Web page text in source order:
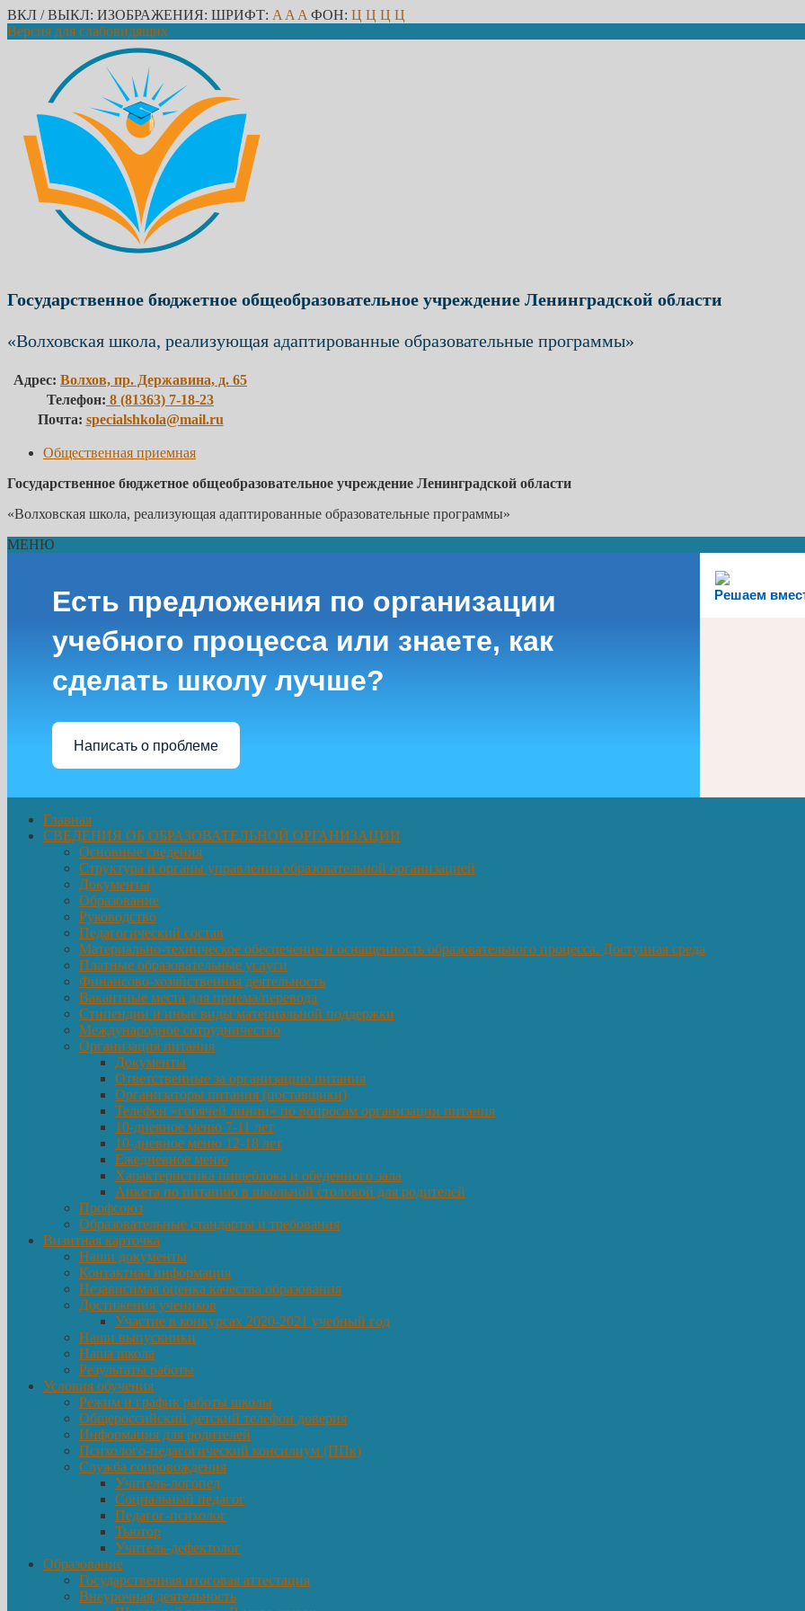
ВКЛ / ВЫКЛ: ИЗОБРАЖЕНИЯ: ШРИФТ: A A A ФОН: Ц Ц Ц Ц
Версия для слабовидящих
Государственное бюджетное общеобразовательное учреждение Ленинградской области
«Волховская школа, реализующая адаптированные образовательные программы»
Адрес: Волхов, пр. Державина, д. 65
Телефон: 8 (81363) 7-18-23
Почта: specialshkola@mail.ru
Общественная приемная
Государственное бюджетное общеобразовательное учреждение Ленинградской области
«Волховская школа, реализующая адаптированные образовательные программы»
МЕНЮ
Решаем
Есть предложения по организации
учебного процесса или знаете, как
сделать школу лучше?
Написать о проблеме
Главная
СВЕДЕНИЯ ОБ ОБРАЗОВАТЕЛЬНОЙ ОРГАНИЗАЦИИ
Основные сведения
Структура и органы управления образовательной организацией
Документы
Образование
Руководство
Педагогический состав
Материально-техническое обеспечение и оснащенность образовательного процесса. Доступная среда
Платные образовательные услуги
Финансово-хозяйственная деятельность
Вакантные места для приема/перевода
Стипендии и иные виды материальной поддержки
Международное сотрудничество
Организация питания
Документы
Ответственные за организацию питания
Организаторы питания (поставщики)
Телефон «горячей линии» по вопросам организации питания
10-дневное меню 7-11 лет
10-дневное меню 12-18 лет
Ежедневное меню
Характеристика пищеблока и обеденного зала
Анкета по питанию в школьной столовой для родителей
Профсоюз
Образовательные стандарты и требования
Визитная карточка
Наши документы
Контактная информация
Независимая оценка качества образования
Достижения учеников
Участие в конкурсах 2020-2021 учебный год
Наши выпускники
Наша школа
Результаты работы
Условия обучения
Режим и график работы школы
Общероссийский детский телефон доверия
Информация для родителей
Психолого-педагогический консилиум (ППк)
Служба сопровождения
Учитель-логопед
Социальный педагог
Педагог-психолог
Тьютор
Учитель-дефектолог
Образование
Государственная итоговая аттестация
Внеурочная деятельность